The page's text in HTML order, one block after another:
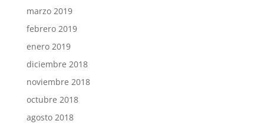
marzo 2019
febrero 2019
enero 2019
diciembre 2018
noviembre 2018
octubre 2018
agosto 2018